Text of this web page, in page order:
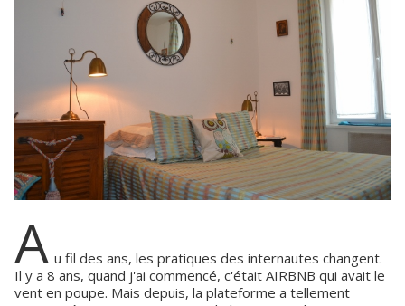
A u fil des ans, les pratiques des internautes changent.
Il y a 8 ans, quand j'ai commencé, c'était AIRBNB qui avait le
vent en poupe. Mais depuis, la plateforme a tellement